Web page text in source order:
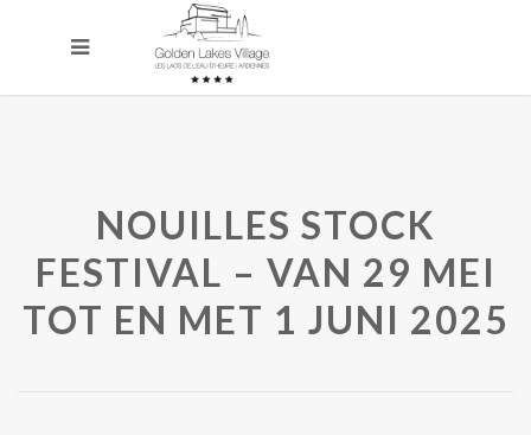
NOUILLES STOCK
FESTIVAL – VAN 29 MEI
TOT EN MET 1 JUNI 2025